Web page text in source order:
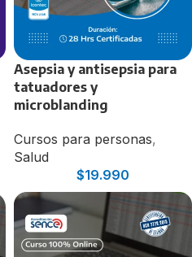
Asepsia y antisepsia para
tatuadores y
microblanding
Cursos para personas,
Salud
$19.990